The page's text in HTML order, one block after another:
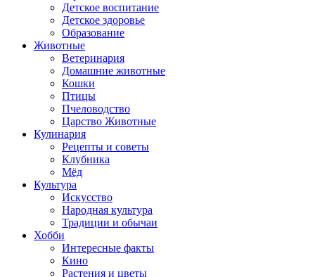
Детское воспитание
Детское здоровье
Образование
Животные
Ветеринария
Домашние животные
Кошки
Птицы
Пчеловодство
Царство Животные
Кулинария
Рецепты и советы
Клубника
Мёд
Культура
Искусство
Народная культура
Традиции и обычаи
Хобби
Интересные факты
Кино
Растения и цветы